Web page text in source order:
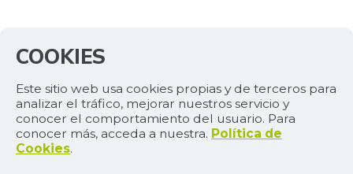
COOKIES
Este sitio web usa cookies propias y de terceros para
analizar el tráfico, mejorar nuestros servicio y
conocer el comportamiento del usuario. Para
conocer más, acceda a nuestra. Política de
Cookies.